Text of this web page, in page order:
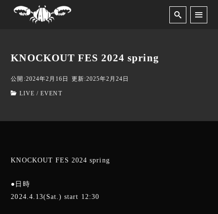
KNOCKOUT FES 2024 spring
公開:2024年2月16日 更新:2025年2月24日
LIVE / EVENT
KNOCKOUT FES 2024 spring
●日時
2024.4.13(Sat.) start 12:30